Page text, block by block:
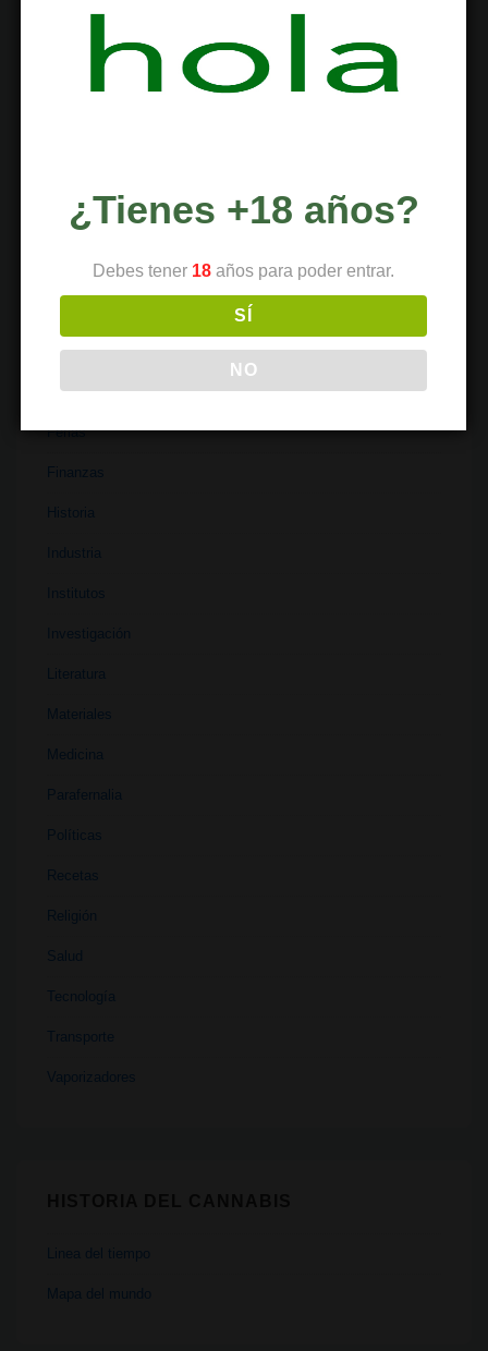
Coffeeshops
Dispensario
Dispositivos
Entretenimiento
Extracciones
Ferias
Finanzas
Historia
Industria
Institutos
Investigación
Literatura
Materiales
Medicina
Parafernalia
Políticas
Recetas
Religión
Salud
Tecnología
Transporte
Vaporizadores
Linea del tiempo
Mapa del mundo
¿Tienes +18 años?
Debes tener 18 años para poder entrar.
SÍ
NO